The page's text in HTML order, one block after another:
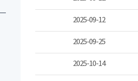
2025-09-12
2025-09-25
2025-10-14